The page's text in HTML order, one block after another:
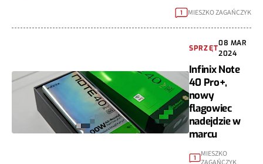
1 MIESZKO ZAGAŃCZYK
SPRZĘT
08 MAR
2024
Infinix Note
40 Pro+,
nowy
flagowiec
nadejdzie w
marcu
1
MIESZKO